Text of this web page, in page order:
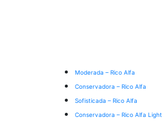
Moderada – Rico Alfa
Conservadora – Rico Alfa
Sofisticada – Rico Alfa
Conservadora – Rico Alfa Light